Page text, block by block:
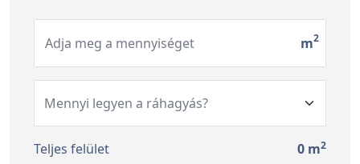
Adja meg a mennyiséget m2
Teljes felület 0 m2